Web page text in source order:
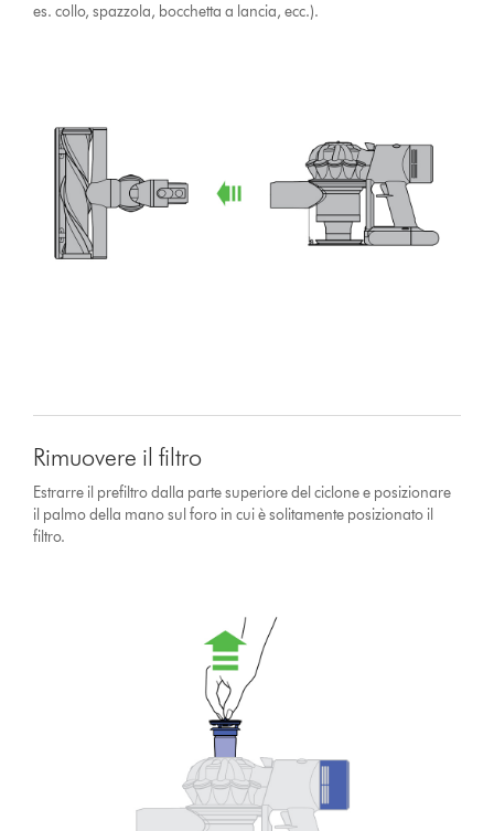
es. collo, spazzola, bocchetta a lancia, ecc.).
Rimuovere il filtro
Estrarre il prefiltro dalla parte superiore del ciclone e posizionare
il palmo della mano sul foro in cui è solitamente posizionato il
filtro.